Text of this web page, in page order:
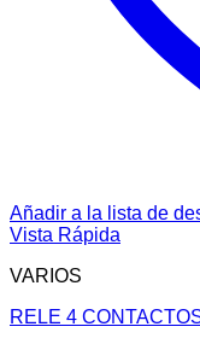
Añadir a la lista de
Vista Rápida
VARIOS
RELE 4